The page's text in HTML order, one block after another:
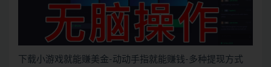
下载小游戏就能赚美金-动动手指就能赚钱-多种提现方式